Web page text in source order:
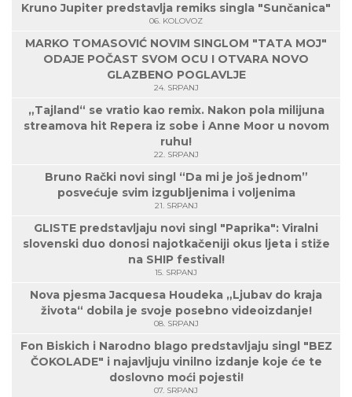
Kruno Jupiter predstavlja remiks singla "Sunčanica"
06. KOLOVOZ
MARKO TOMASOVIĆ NOVIM SINGLOM "TATA MOJ"
ODAJE POČAST SVOM OCU I OTVARA NOVO
GLAZBENO POGLAVLJE
24. SRPANJ
„Tajland“ se vratio kao remix. Nakon pola milijuna
streamova hit Repera iz sobe i Anne Moor u novom
ruhu!
22. SRPANJ
Bruno Rački novi singl “Da mi je još jednom”
posvećuje svim izgubljenima i voljenima
21. SRPANJ
GLISTE predstavljaju novi singl "Paprika": Viralni
slovenski duo donosi najotkačeniji okus ljeta i stiže
na SHIP festival!
15. SRPANJ
Nova pjesma Jacquesa Houdeka „Ljubav do kraja
života“ dobila je svoje posebno videoizdanje!
08. SRPANJ
Fon Biskich i Narodno blago predstavljaju singl "BEZ
ČOKOLADE" i najavljuju vinilno izdanje koje će te
doslovno moći pojesti!
07. SRPANJ